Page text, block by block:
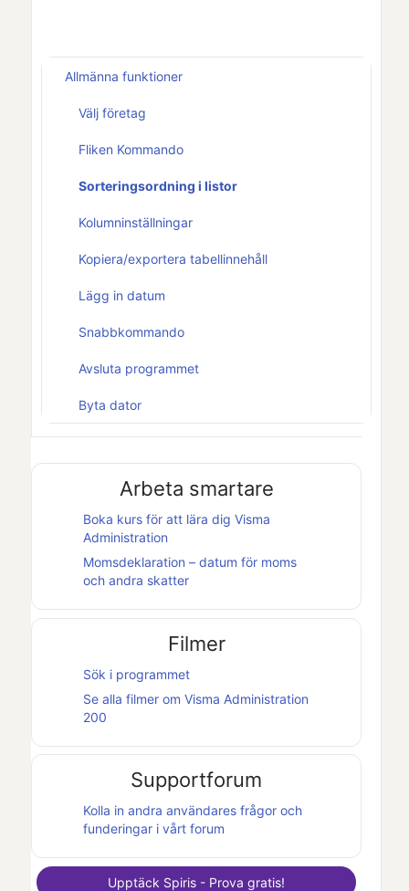
Allmänna funktioner
Välj företag
Fliken Kommando
Sorteringsordning i listor
Kolumninställningar
Kopiera/exportera tabellinnehåll
Lägg in datum
Snabbkommando
Avsluta programmet
Byta dator
Arbeta smartare
Boka kurs för att lära dig Visma
Administration
Momsdeklaration – datum för moms
och andra skatter
Filmer
Sök i programmet
Se alla filmer om Visma Administration
200
Supportforum
Kolla in andra användares frågor och
funderingar i vårt forum
Upptäck Spiris - Prova gratis!